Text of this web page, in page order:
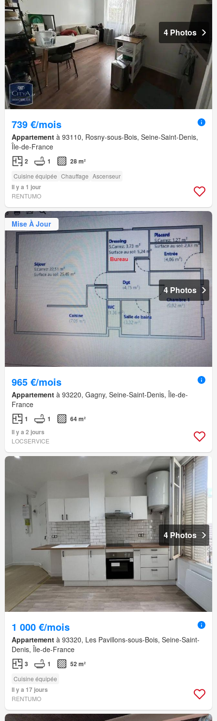
4 Photos
739 €/mois
Appartement à 93110, Rosny-sous-Bois, Seine-Saint-Denis,
Île-de-France
2 1 28 m²
Cuisine équipée Chauffage Ascenseur
Il y a 1 jour
RENTUMO
Mise À Jour
4 Photos
965 €/mois
Appartement à 93220, Gagny, Seine-Saint-Denis, Île-de-
France
1 1
64 m²
Il y a 2 jours
LOCSERVICE
4 Photos
1 000 €/mois
Appartement à 93320, Les Pavillons-sous-Bois, Seine-Saint-
Denis, Île-de-France
3 1 52 m²
Cuisine équipée
Il y a 17 jours
RENTUMO